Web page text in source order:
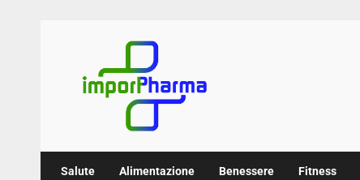
Salute Alimentazione Benessere Fitness